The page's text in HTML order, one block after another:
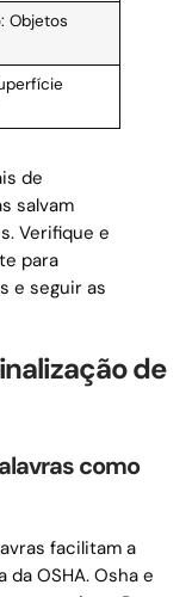
Objetos
de
salvam
Verifique e
para
e seguir as
de
como
facilitam a
OSHA. Osha e